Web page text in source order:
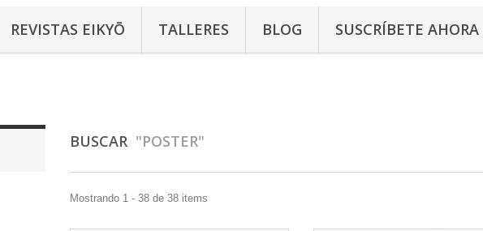
REVISTAS EIKYŌ TALLERES BLOG SUSCRÍBETE AHORA
BUSCAR "POSTER"
Mostrando 1 - 38 de 38 items